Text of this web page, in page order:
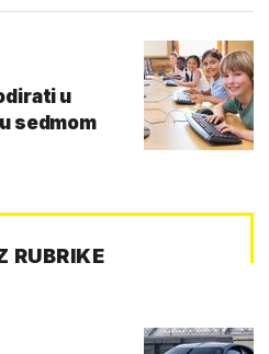
u
sedmom
RUBRIKE